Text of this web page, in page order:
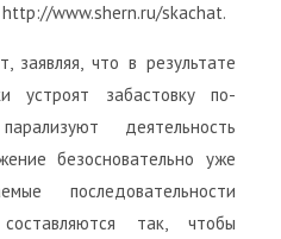
http://www.shern.ru/skachat.
заявляя, что в результате
устроят забастовку по-
деятельность
безосновательно уже
последовательности
так, чтобы